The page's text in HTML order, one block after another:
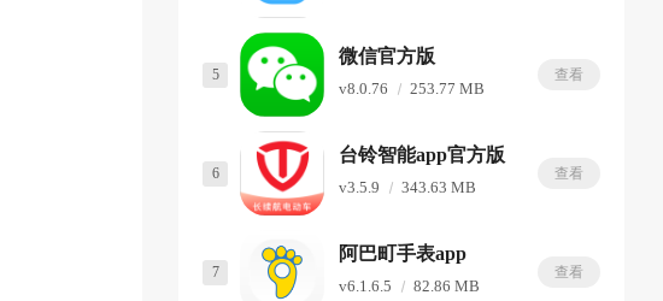
5 查看
微信官方版
v8.0.76 253.77 MB
6 查看
台铃智能app官方版
v3.5.9 343.63 MB
7 查看
阿巴町手表app
v6.1.6.5 82.86 MB